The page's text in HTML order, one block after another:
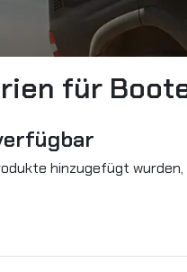
für
hinzugefügt